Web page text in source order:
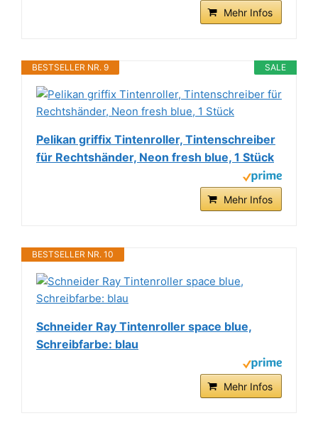
Mehr Infos
SALE
BESTSELLER NR. 9
Pelikan griffix Tintenroller, Tintenschreiber
für Rechtshänder, Neon fresh blue, 1 Stück
Mehr Infos
BESTSELLER NR. 10
Schneider Ray Tintenroller space blue,
Schreibfarbe: blau
Mehr Infos